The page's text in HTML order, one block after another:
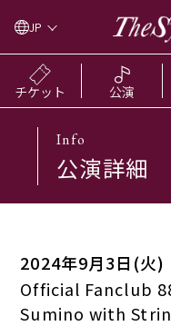
JP
チケット 公演
Info
公演詳細
2024年9月3日(火)
Official Fanclub
Sumino with